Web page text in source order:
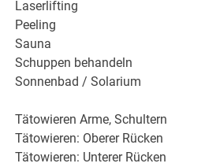
Laserlifting
Peeling
Sauna
Schuppen behandeln
Sonnenbad / Solarium
Tätowieren Arme, Schultern
Tätowieren: Oberer Rücken
Tätowieren: Unterer Rücken